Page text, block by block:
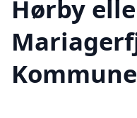
Hørby
Kommune